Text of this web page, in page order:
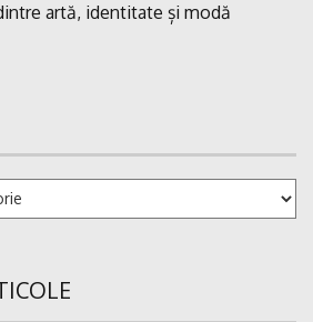
artă, identitate și modă